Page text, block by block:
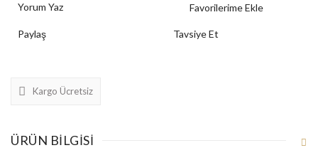
Yorum Yaz
Paylaş Tavsiye Et
Kargo Ücretsiz
ÜRÜN BILGISI